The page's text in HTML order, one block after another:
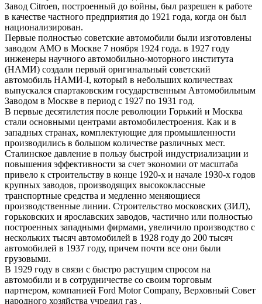
Завод Citroen, построенный до войны, был разрешен к работе
в качестве частного предприятия до 1921 года, когда он был
национализирован.
Первые полностью советские автомобили были изготовлены
заводом АМО в Москве 7 ноября 1924 года. в 1927 году
инженеры научного автомобильно-моторного института
(НАМИ) создали первый оригинальный советский
автомобиль НАМИ-I, который в небольших количествах
выпускался спартаковским государственным Автомобильным
Заводом в Москве в период с 1927 по 1931 год.
В первые десятилетия после революции Горький и Москва
стали основными центрами автомобилестроения. Как и в
западных странах, комплектующие для промышленности
производились в большом количестве различных мест.
Сталинское давление в пользу быстрой индустриализации и
повышения эффективности за счет экономии от масштаба
привело к строительству в конце 1920-х и начале 1930-х годов
крупных заводов, производящих высококлассные
транспортные средства и медленно меняющиеся
производственные линии. Строительство московских (ЗИЛ),
горьковских и ярославских заводов, частично или полностью
построенных западными фирмами, увеличило производство с
нескольких тысяч автомобилей в 1928 году до 200 тысяч
автомобилей в 1937 году, причем почти все они были
грузовыми.
В 1929 году в связи с быстро растущим спросом на
автомобили и в сотрудничестве со своим торговым
партнером, компанией Ford Motor Company, Верховный Совет
народного хозяйства учредил газ .